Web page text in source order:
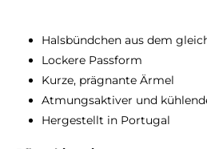
Halsbündchen aus dem
Lockere Passform
Kurze, prägnante Ärmel
Atmungsaktiver und
Hergestellt in Portugal